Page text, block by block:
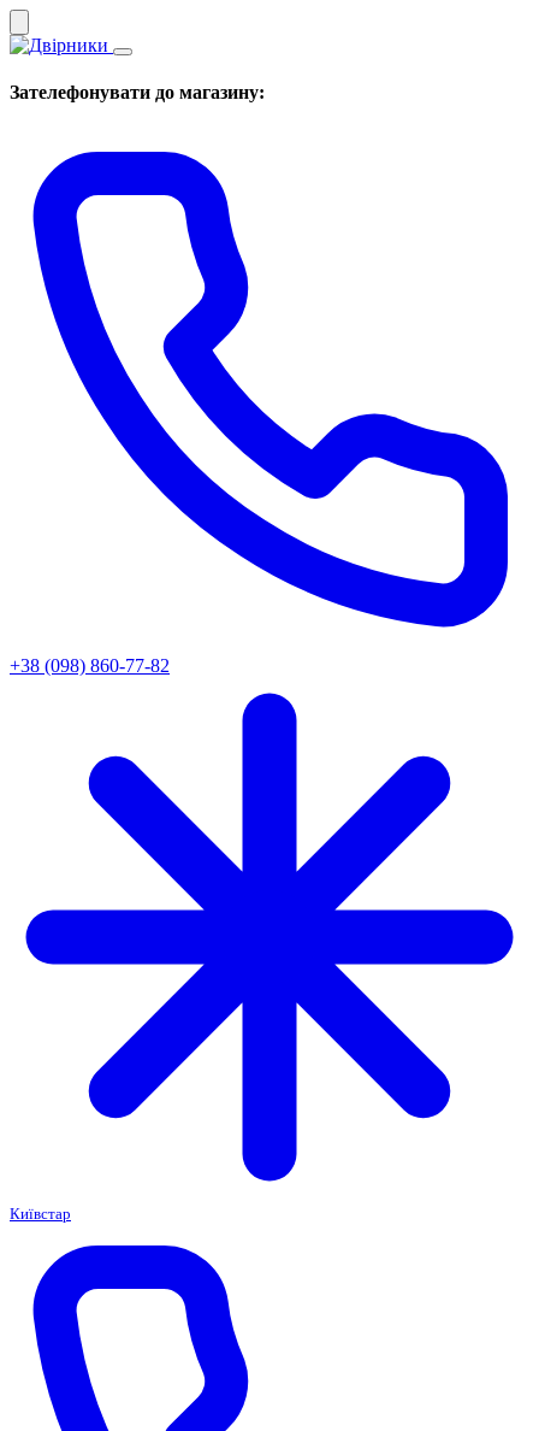
Зателефонувати до магазину:
+38 (098) 860-77-82
Київстар